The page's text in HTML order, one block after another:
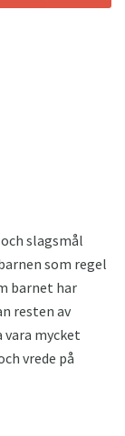
slagsmål
som regel
barnet har
resten av
vara mycket
vrede på